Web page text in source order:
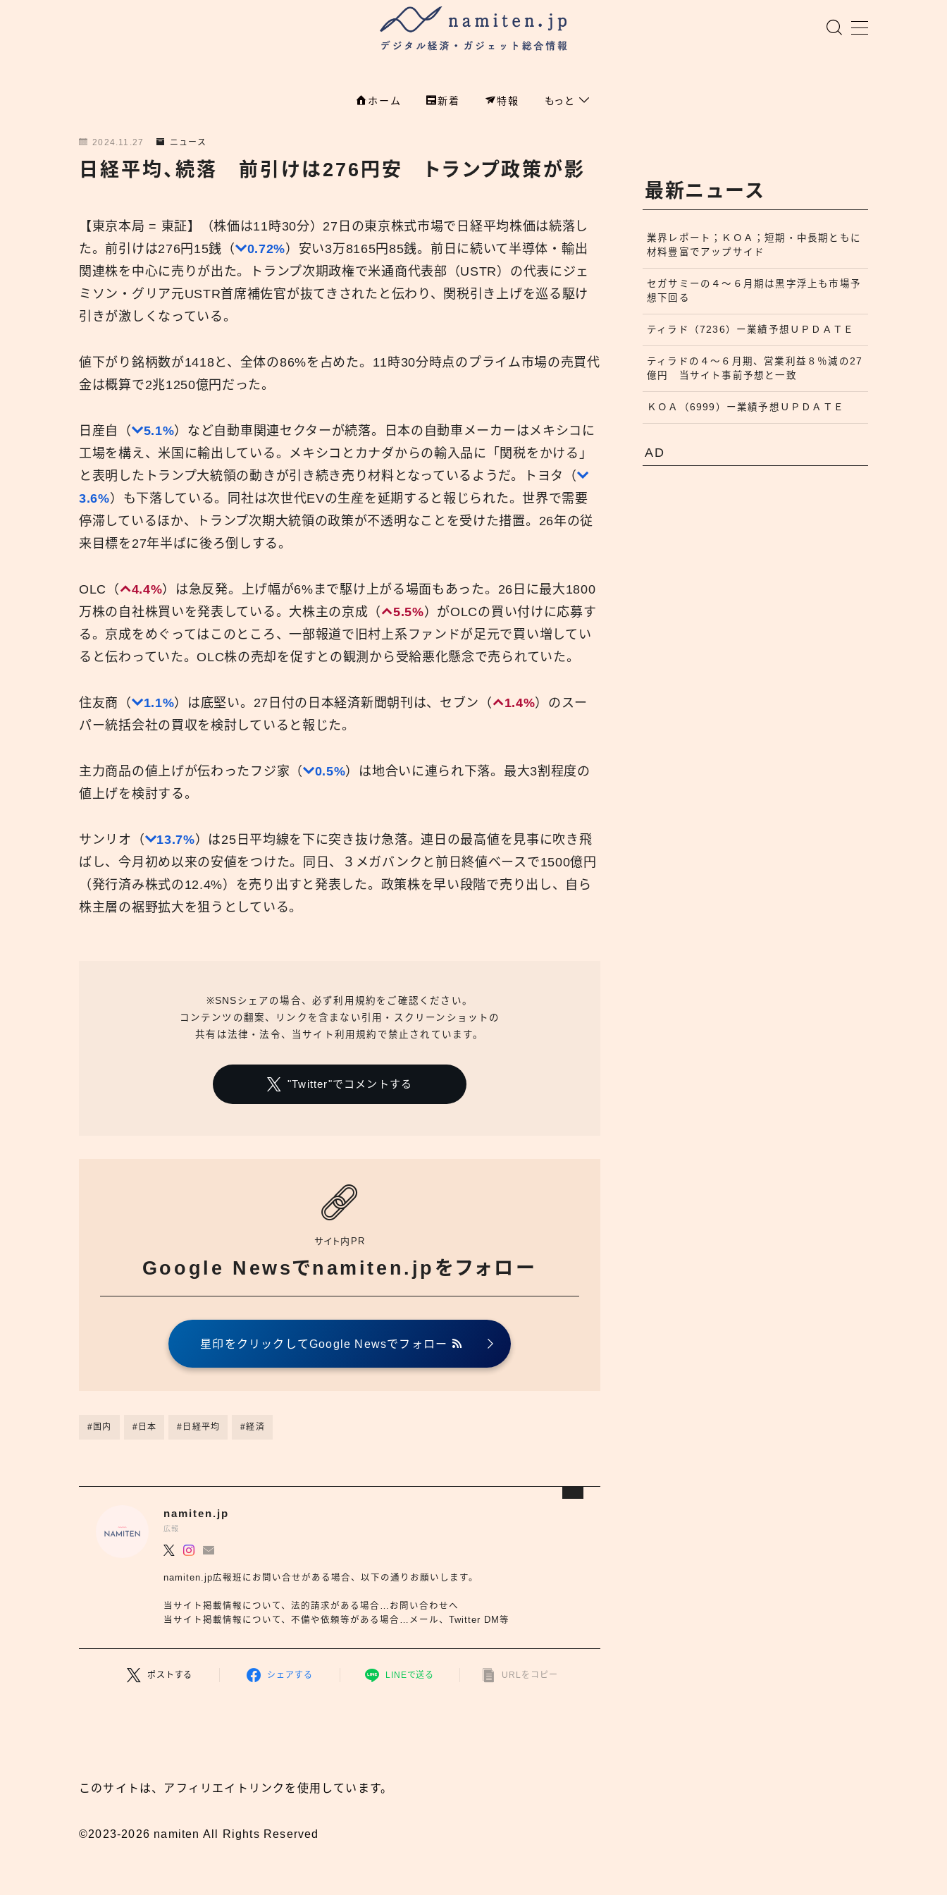
ホーム 新着 特報 もっと
特集
国際
経済
特集
新着
namiten.jp
2024.11.27 ニュース
日経平均、続落 前引けは276円安 トランプ政策が影
【東京本局 = 東証】（株価は11時30分）27日の東京株式市場で日経平均株価は続落し
た。前引けは276円15銭（
0.72%）安い3万8165円85銭。前日に続いて半導体・輸出
関連株を中心に売りが出た。トランプ次期政権で米通商代表部（USTR）の代表にジェ
ミソン・グリア元USTR首席補佐官が抜てきされたと伝わり、関税引き上げを巡る駆け
引きが激しくなっている。
値下がり銘柄数が1418と、全体の86%を占めた。11時30分時点のプライム市場の売買代
金は概算で2兆1250億円だった。
日産自（ 5.1%）など自動車関連セクターが続落。日本の自動車メーカーはメキシコに
工場を構え、米国に輸出している。メキシコとカナダからの輸入品に「関税をかける」
と表明したトランプ大統領の動きが引き続き売り材料となっているようだ。トヨタ（
3.6%）も下落している。同社は次世代EVの生産を延期すると報じられた。世界で需要
停滞しているほか、トランプ次期大統領の政策が不透明なことを受けた措置。26年の従
来目標を27年半ばに後ろ倒しする。
OLC（ 4.4%）は急反発。上げ幅が6%まで駆け上がる場面もあった。26日に最大1800
万株の自社株買いを発表している。大株主の京成（
5.5%）がOLCの買い付けに応募す
る。京成をめぐってはこのところ、一部報道で旧村上系ファンドが足元で買い増してい
ると伝わっていた。OLC株の売却を促すとの観測から受給悪化懸念で売られていた。
住友商（ 1.1%）は底堅い。27日付の日本経済新聞朝刊は、セブン（ 1.4%）のスー
パー統括会社の買収を検討していると報じた。
主力商品の値上げが伝わったフジ家（ 0.5%）は地合いに連られ下落。最大3割程度の
値上げを検討する。
サンリオ（ 13.7%）は25日平均線を下に突き抜け急落。連日の最高値を見事に吹き飛
ばし、今月初め以来の安値をつけた。同日、３メガバンクと前日終値ベースで1500億円
（発行済み株式の12.4%）を売り出すと発表した。政策株を早い段階で売り出し、自ら
株主層の裾野拡大を狙うとしている。
※SNSシェアの場合、必ず利用規約をご確認ください。
コンテンツの翻案、リンクを含まない引用・スクリーンショットの
共有は法律・法令、当サイト利用規約で禁止されています。
"Twitter"でコメントする
サイト内PR
Google Newsでnamiten.jpをフォロー
星印をクリックしてGoogle Newsでフォロー
#国内 #日本 #日経平均 #経済
namiten.jp
広報
namiten.jp広報班にお問い合せがある場合、以下の通りお願いします。
当サイト掲載情報について、法的請求がある場合…お問い合わせへ
当サイト掲載情報について、不備や依頼等がある場合…メール、Twitter DM等
ポストする シェアする LINEで送る URLをコピー
最新ニュース
業界レポート；ＫＯＡ；短期・中長期ともに
材料豊富でアップサイド
セガサミーの４〜６月期は黒字浮上も市場予
想下回る
ティラド（7236）ー業績予想ＵＰＤＡＴＥ
ティラドの４〜６月期、営業利益８％減の27
億円 当サイト事前予想と一致
ＫＯＡ（6999）ー業績予想ＵＰＤＡＴＥ
AD
このサイトは、アフィリエイトリンクを使用しています。
©2023-2026 namiten All Rights Reserved